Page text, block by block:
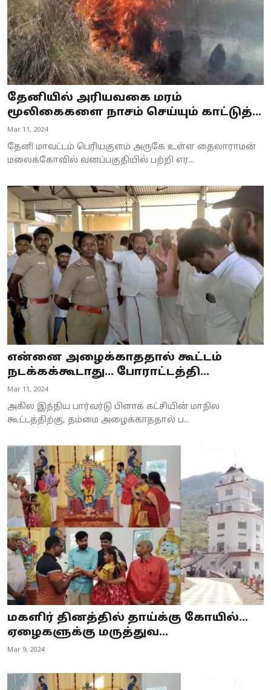
தேனியில் அரியவகை மரம்
மூலிகைகளை நாசம் செய்யும் காட்டுத்...
Mar 11, 2024
தேனி மாவட்டம் பெரியகுளம் அருகே உள்ள தைலாராமன்
மலைக்கோவில் வனப்பகுதியில் பற்றி எர...
என்னை அழைக்காததால் கூட்டம்
நடக்கக்கூடாது... போராட்டத்தி...
Mar 11, 2024
அகில இந்திய பார்வர்டு பிளாக் கட்சியின் மாநில
கூட்டத்திற்கு, தம்மை அழைக்காததால் ப...
மகளிர் தினத்தில் தாய்க்கு கோயில்...
ஏழைகளுக்கு மருத்துவ...
Mar 9, 2024